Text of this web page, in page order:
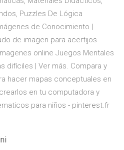
Puzzles De Lógica
de Conocimiento |
de imagen para acertijos
online Juegos Mentales
difíciles | Ver más. Compara y
hacer mapas conceptuales en
en tu computadora y
para niños - pinterest.fr